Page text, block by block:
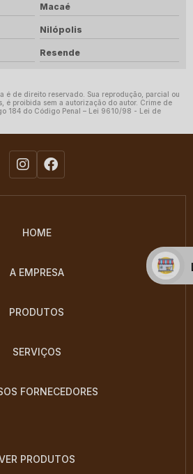
Macaé
Nilópolis
Resende
é de direito reservado. Sua reprodução, parcial ou
é proibida sem a autorização do autor. Crime de
184 do Código Penal – Lei 9610/98 - Lei de
HOME
A EMPRESA
PRODUTOS
SERVIÇOS
FORNECEDORES
PRODUTOS